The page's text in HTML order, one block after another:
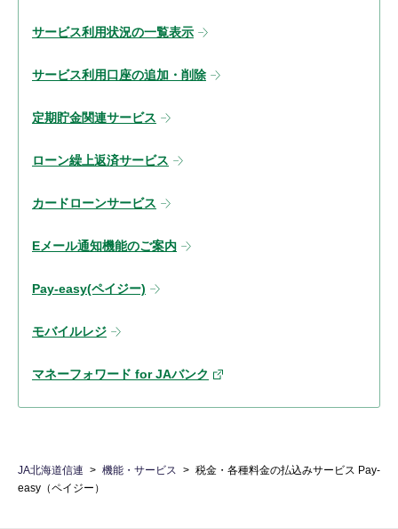
サービス利用状況の一覧表示
サービス利用口座の追加・削除
定期貯金関連サービス
ローン繰上返済サービス
カードローンサービス
Eメール通知機能のご案内
Pay-easy(ペイジー)
モバイルレジ
マネーフォワード for JAバンク
JA北海道信連 機能・サービス
税金・各種料金の払込みサービス Pay-
easy（ペイジー）